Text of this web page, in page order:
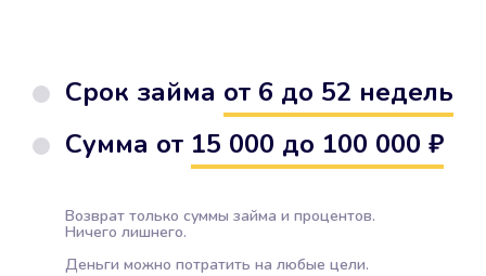
Срок займа от 6 до 52 недель
Сумма от 15 000 до 100 000 ₽
Возврат только суммы займа и процентов.
Ничего лишнего.
Деньги можно потратить на любые цели.